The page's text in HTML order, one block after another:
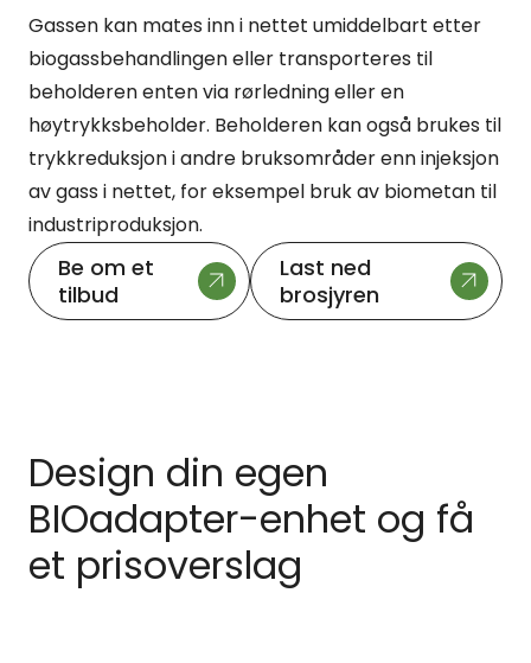
Gassen kan mates inn i nettet umiddelbart etter
biogassbehandlingen eller transporteres til
beholderen enten via rørledning eller en
høytrykksbeholder. Beholderen kan også brukes til
trykkreduksjon i andre bruksområder enn injeksjon
av gass i nettet, for eksempel bruk av biometan til
industriproduksjon.
Be om et
tilbud
Last ned
brosjyren
Design din egen
BIOadapter-enhet og få
et prisoverslag